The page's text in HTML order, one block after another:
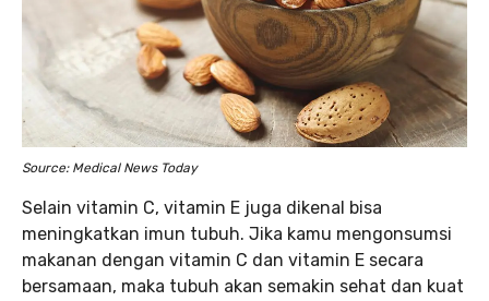
Source: Medical News Today
Selain vitamin C, vitamin E juga dikenal bisa
meningkatkan imun tubuh. Jika kamu mengonsumsi
makanan dengan vitamin C dan vitamin E secara
bersamaan, maka tubuh akan semakin sehat dan kuat